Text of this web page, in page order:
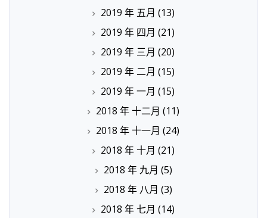
2019 年 五月 (13)
2019 年 四月 (21)
2019 年 三月 (20)
2019 年 二月 (15)
2019 年 一月 (15)
2018 年 十二月 (11)
2018 年 十一月 (24)
2018 年 十月 (21)
2018 年 九月 (5)
2018 年 八月 (3)
2018 年 七月 (14)